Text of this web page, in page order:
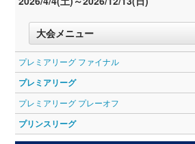
大会メニュー
プレミアリーグ ファイナル
プレミアリーグ
プレミアリーグ プレーオフ
プリンスリーグ